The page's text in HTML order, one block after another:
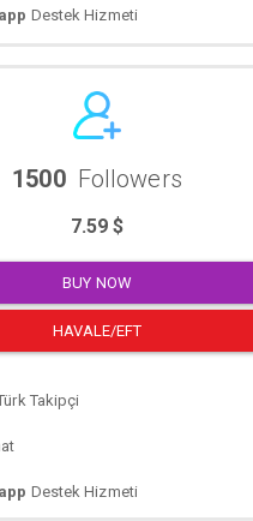
Destek
1500 Followers
7.59 $
BUY NOW
HAVALE/EFT
Takipçi
Destek